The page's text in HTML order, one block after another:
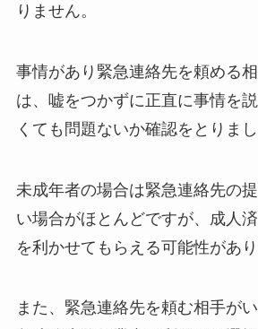
りません。
事情があり緊急連絡先を頼める
は、嘘をつかずに正直に事情を
くても問題ないか確認をとりまし
未成年者の場合は緊急連絡先の
い場合がほとんどですが、成人
を利かせてもらえる可能性があり
また、緊急連絡先を頼む相手が